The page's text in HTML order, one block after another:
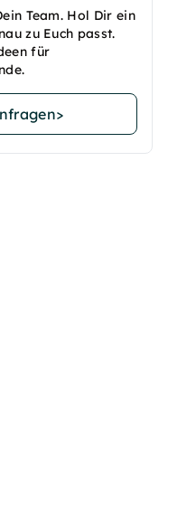
Team. Hol Dir ein
zu Euch passt.
für
>